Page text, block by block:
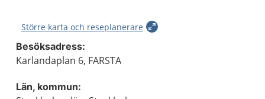
Större karta och reseplanerare
Besöksadress:
Karlandaplan 6, FARSTA
Län, kommun: